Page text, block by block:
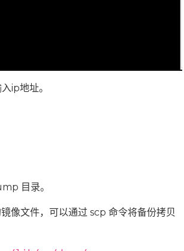
ip地址。
目录。
文件，可以通过 scp 命令将备份拷贝